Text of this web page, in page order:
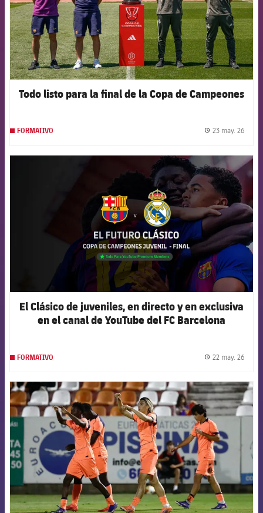
Todo listo para la final de la Copa de Campeones
FORMATIVO 23 may. 26
FCB Barcelona badge
El Clásico de juveniles, en directo y en exclusiva
en el canal de YouTube del FC Barcelona
FORMATIVO 22 may. 26
FCB Barcelona badge